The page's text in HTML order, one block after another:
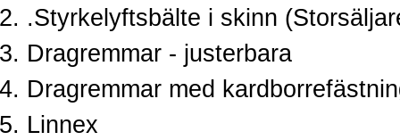
.Styrkelyftsbälte i skinn
Dragremmar - justerbara
Dragremmar med
Linnex